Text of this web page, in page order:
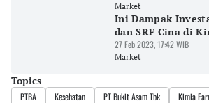
Market
Ini Dampak
dan SRF Cina di
27 Feb 2023, 17:42 WIB
Market
Topics
PTBA Kesehatan PT Bukit Asam Tbk Kimia